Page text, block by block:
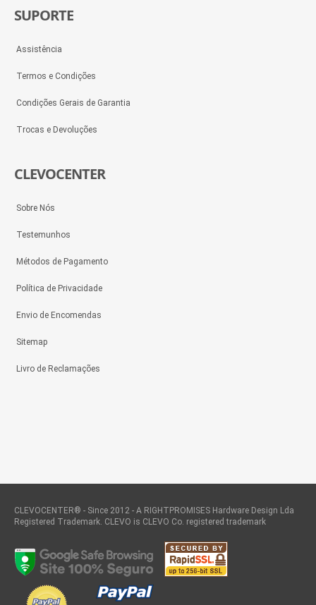
SUPORTE
Assistência
Termos e Condições
Condições Gerais de Garantia
Trocas e Devoluções
CLEVOCENTER
Sobre Nós
Testemunhos
Métodos de Pagamento
Política de Privacidade
Envio de Encomendas
Sitemap
Livro de Reclamações
CLEVOCENTER® - Since 2012 - A RIGHTPROMISES Hardware Design Lda
Registered Trademark. CLEVO is CLEVO Co. registered trademark